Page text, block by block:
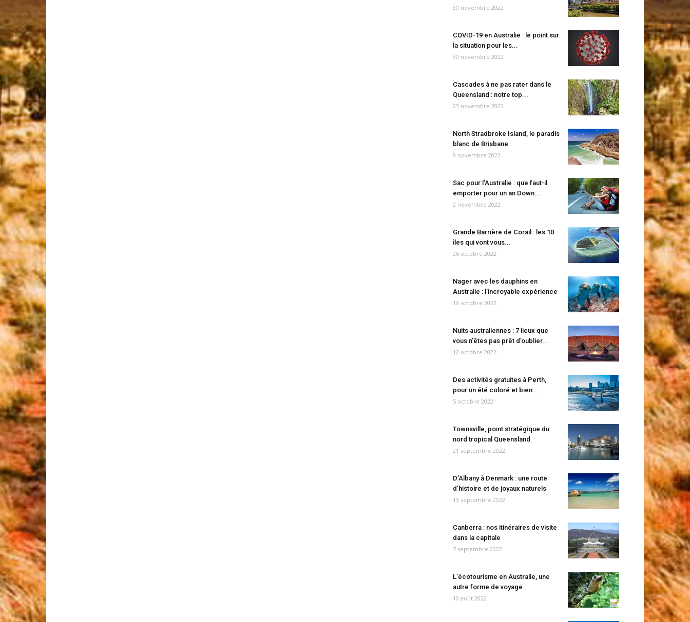
30 novembre 2022
COVID-19 en Australie : le point sur
la situation pour les...
30 novembre 2022
Cascades à ne pas rater dans le
Queensland : notre top...
23 novembre 2022
North Stradbroke Island, le paradis
blanc de Brisbane
9 novembre 2022
Sac pour l’Australie : que faut-il
emporter pour un an Down...
2 novembre 2022
Grande Barrière de Corail : les 10
îles qui vont vous...
26 octobre 2022
Nager avec les dauphins en
Australie : l’incroyable expérience
19 octobre 2022
Nuits australiennes : 7 lieux que
vous n’êtes pas prêt d’oublier...
12 octobre 2022
Des activités gratuites à Perth,
pour un été coloré et bien...
5 octobre 2022
Townsville, point stratégique du
nord tropical Queensland
21 septembre 2022
D’Albany à Denmark : une route
d’histoire et de joyaux naturels
15 septembre 2022
Canberra : nos itinéraires de visite
dans la capitale
7 septembre 2022
L’écotourisme en Australie, une
autre forme de voyage
10 août 2022